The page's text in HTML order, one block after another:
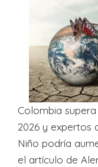
Colombia
2026 y expertos
Niño podría
el artículo de